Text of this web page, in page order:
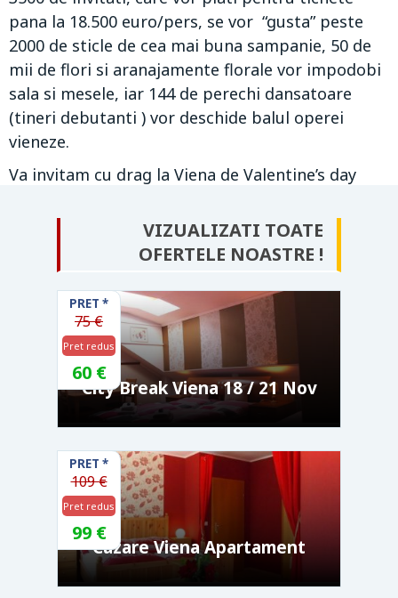
pana la 18.500 euro/pers, se vor “gusta” peste
2000 de sticle de cea mai buna sampanie, 50 de
mii de flori si aranajamente florale vor impodobi
sala si mesele, iar 144 de perechi dansatoare
(tineri debutanti ) vor deschide balul operei
vieneze.
Va invitam cu drag la Viena de Valentine’s day
VIZUALIZATI TOATE
OFERTELE NOASTRE !
PRET *
75 €
Pret redus
60 €
City Break Viena 18 / 21 Nov
PRET *
109 €
Pret redus
99 €
Cazare Viena Apartament